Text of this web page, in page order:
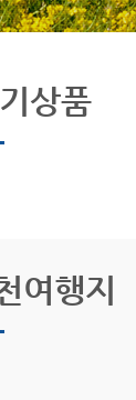
상품
여행지